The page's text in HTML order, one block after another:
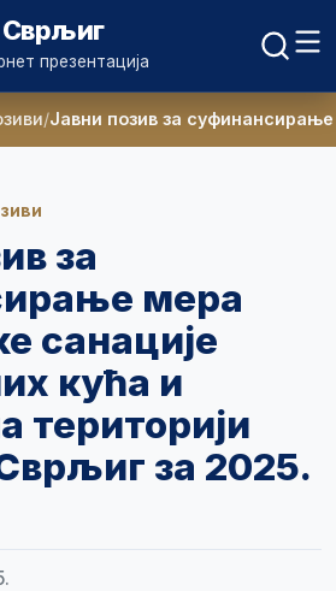
презентација
Јавни позив за
за
мера
санације
кућа и
територији
за 2025.